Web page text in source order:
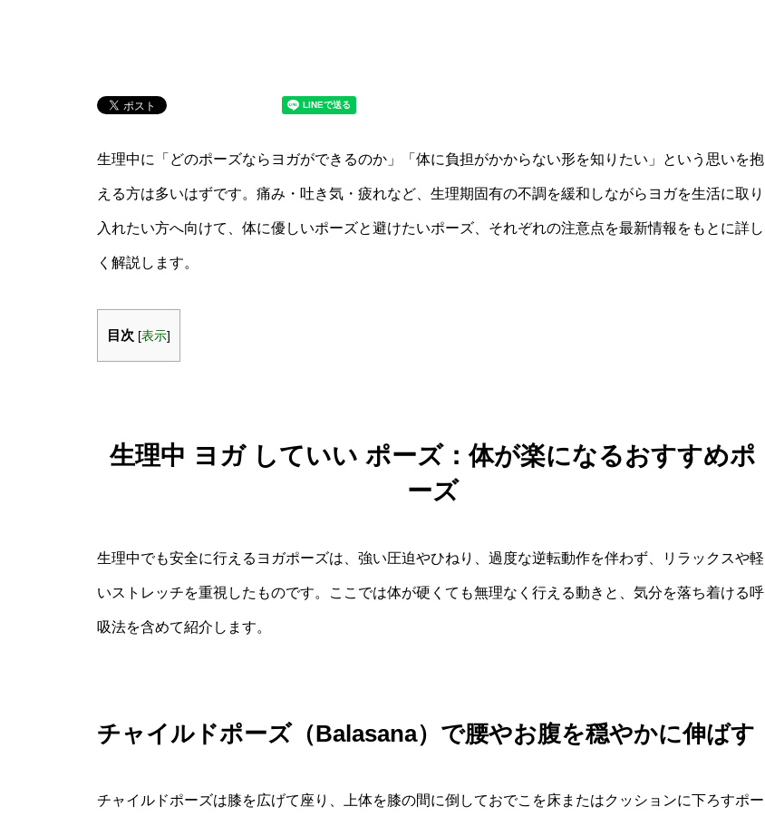
生理中に「どのポーズならヨガができるのか」「体に負担がかからない形を知りたい」という思いを抱
える方は多いはずです。痛み・吐き気・疲れなど、生理期固有の不調を緩和しながらヨガを生活に取り
入れたい方へ向けて、体に優しいポーズと避けたいポーズ、それぞれの注意点を最新情報をもとに詳し
く解説します。
目次 [表示]
生理中 ヨガ していい ポーズ：体が楽になるおすすめポ
ーズ
生理中でも安全に行えるヨガポーズは、強い圧迫やひねり、過度な逆転動作を伴わず、リラックスや軽
いストレッチを重視したものです。ここでは体が硬くても無理なく行える動きと、気分を落ち着ける呼
吸法を含めて紹介します。
チャイルドポーズ（Balasana）で腰やお腹を穏やかに伸ばす
チャイルドポーズは膝を広げて座り、上体を膝の間に倒しておでこを床またはクッションに下ろすポー